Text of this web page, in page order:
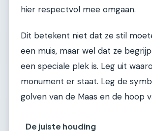
hier respectvol mee omgaan.
Dit betekent niet dat ze stil
een muis, maar wel dat ze
een speciale plek is. Leg uit
monument er staat. Leg de
golven van de Maas en de hoop
De juiste houding